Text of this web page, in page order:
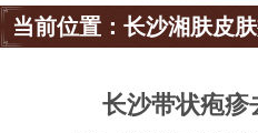
当前位置：长沙湘肤皮
长沙带状疱疹